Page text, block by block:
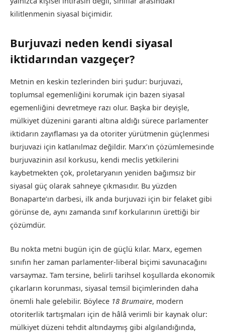
kilitlenmenin siyasal biçimidir.
Burjuvazi neden kendi siyasal
iktidarından vazgeçer?
Metnin en keskin tezlerinden biri şudur: burjuvazi,
toplumsal egemenliğini korumak için bazen siyasal
egemenliğini devretmeye razı olur. Başka bir deyişle,
mülkiyet düzenini garanti altına aldığı sürece parlamenter
iktidarın zayıflaması ya da otoriter yürütmenin güçlenmesi
burjuvazi için katlanılmaz değildir. Marx’ın çözümlemesinde
burjuvazinin asıl korkusu, kendi meclis yetkilerini
kaybetmekten çok, proletaryanın yeniden bağımsız bir
siyasal güç olarak sahneye çıkmasıdır. Bu yüzden
Bonaparte’ın darbesi, ilk anda burjuvazi için bir felaket gibi
görünse de, aynı zamanda sınıf korkularının ürettiği bir
çözümdür.
Bu nokta metni bugün için de güçlü kılar. Marx, egemen
sınıfın her zaman parlamenter-liberal biçimi savunacağını
varsaymaz. Tam tersine, belirli tarihsel koşullarda ekonomik
çıkarların korunması, siyasal temsil biçimlerinden daha
önemli hale gelebilir. Böylece 18 Brumaire, modern
otoriterlik tartışmaları için de hâlâ verimli bir kaynak olur:
mülkiyet düzeni tehdit altındaymış gibi algılandığında,